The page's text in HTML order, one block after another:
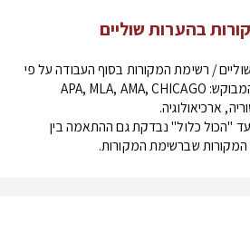
בהערות שוליים
/ רשימת המקורות בסוף העבודה על פי
כללי הרישום הביבליוגרפי המבוקש: APA, MLA, AMA, CHICAGO
"הכול כלול" נבדקת גם ההתאמה בין
המקורות שברשימת המקורות.